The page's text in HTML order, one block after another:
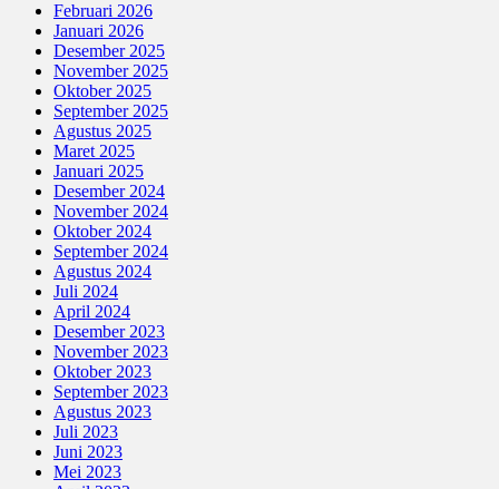
Februari 2026
Januari 2026
Desember 2025
November 2025
Oktober 2025
September 2025
Agustus 2025
Maret 2025
Januari 2025
Desember 2024
November 2024
Oktober 2024
September 2024
Agustus 2024
Juli 2024
April 2024
Desember 2023
November 2023
Oktober 2023
September 2023
Agustus 2023
Juli 2023
Juni 2023
Mei 2023